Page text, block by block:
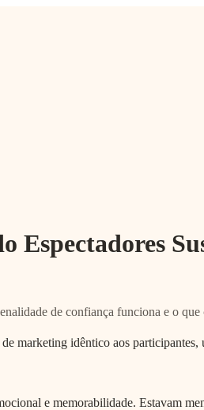
Espectadores
de confiança funciona e o que
idêntico aos participantes,
e memorabilidade. Estavam